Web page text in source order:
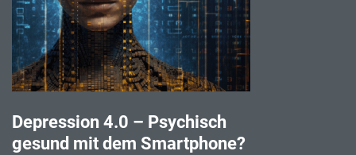
Depression 4.0 – Psychisch
gesund mit dem Smartphone?